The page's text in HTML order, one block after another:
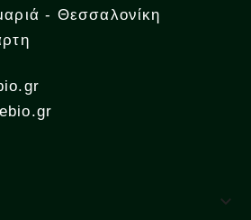
- Θεσσαλονίκη
